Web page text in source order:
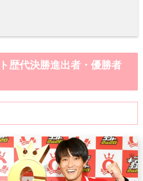
歴代決勝進出者・優勝者